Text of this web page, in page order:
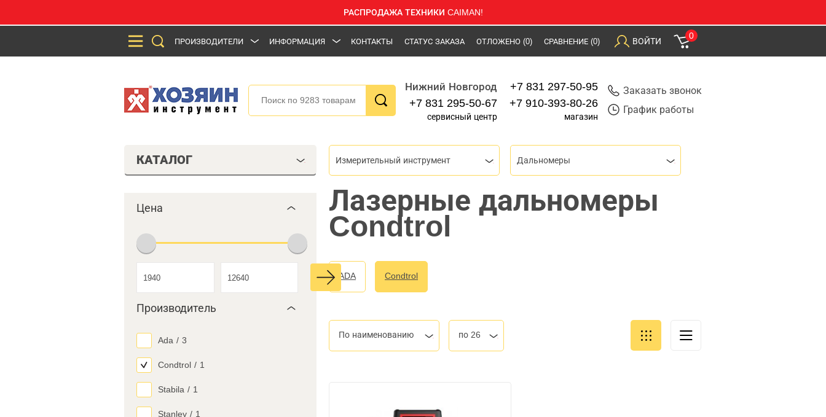
РАСПРОДАЖА ТЕХНИКИ CAIMAN!
ПРОИЗВОДИТЕЛИ ИНФОРМАЦИЯ КОНТАКТЫ СТАТУС ЗАКАЗА ОТЛОЖЕНО (0) СРАВНЕНИЕ (0) ВОЙТИ
0
Нижний Новгород
+7 831 295-50-67
сервисный центр
+7 831 297-50-95
+7 910-393-80-26
магазин
Заказать звонок
График работы
КАТАЛОГ
Цена
Производитель
Ada / 3
Condtrol / 1
Stabila / 1
Stanley / 1
Измерительный инструмент Дальномеры
Лазерные дальномеры
Condtrol
ADA Condtrol
По наименованию по 26